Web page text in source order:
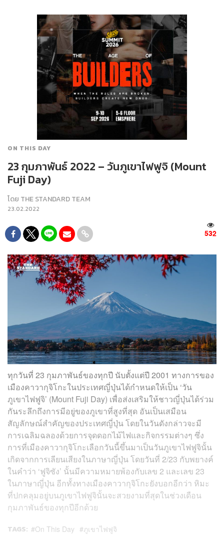
ON THIS DAY
23 กุมภาพันธ์ 2022 – วันภูเขาไฟฟูจิ (Mount
Fuji Day)
โดย THE STANDARD TEAM
23.02.2022
532
ทุกวันที่ 23 กุมภาพันธ์ของทุกปี นับตั้งแต่ปี 2001 ทางการของ
เมืองคาวากุจิโกะในประเทศญี่ปุ่นได้กำหนดให้เป็น ‘วัน
ภูเขาไฟฟูจิ’ (Mount Fuji Day) เพื่อส่งเสริมให้ชาวญี่ปุ่นได้ร่วม
กันระลึกถึงการมีอยู่ของภูเขาที่สูงที่สุด อันเป็นเสมือน
สัญลักษณ์สำคัญของประเทศญี่ปุ่น โดยในวันดังกล่าวจะมี
การเฉลิมฉลองด้วยการจุดดอกไม้ไฟและกิจกรรมต่างๆ ซึ่ง
การที่เมืองคาวากุจิโกะเลือกวันนี้ขึ้นมาเป็นวันภูเขาไฟฟูจินั้น
เกิดจากการเลียนเสียงในภาษาญี่ปุ่น โดยวันที่ 2/23 กับพยางค์
ในคำว่า ‘ฟูจิซัง’ นั้นมีความหมายพ้องกับเลข 2 และเลข 23
ในภาษาญี่ปุ่น อีกทั้งทางเมืองคาวากุจิโกะยังบอกอีกว่า หิมะ
ที่ปกคลุมอยู่บนภูเขาไฟฟูจินั้นจะสวยงามที่สุดในช่วงเดือน
กุมภาพันธ์ของทุกปีอีกด้วย
TAGS: On This Day ภูเขาไฟฟูจิ